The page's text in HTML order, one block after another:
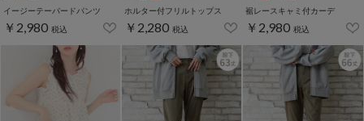
イージーテーパードパンツ
￥2,980 税込
ホルター付フリルトップス
￥2,280 税込
裾レースキャミ付カーデ
￥2,980 税込